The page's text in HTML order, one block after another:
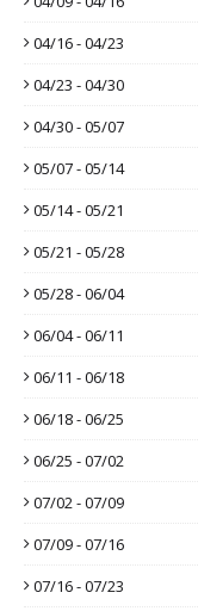
04/16 - 04/23
04/23 - 04/30
04/30 - 05/07
05/07 - 05/14
05/14 - 05/21
05/21 - 05/28
05/28 - 06/04
06/04 - 06/11
06/11 - 06/18
06/18 - 06/25
06/25 - 07/02
07/02 - 07/09
07/09 - 07/16
07/16 - 07/23